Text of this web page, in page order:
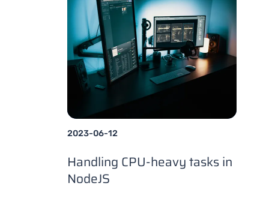
2023-06-12
Handling CPU-heavy tasks in
NodeJS